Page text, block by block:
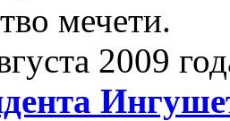
мечети.
2009